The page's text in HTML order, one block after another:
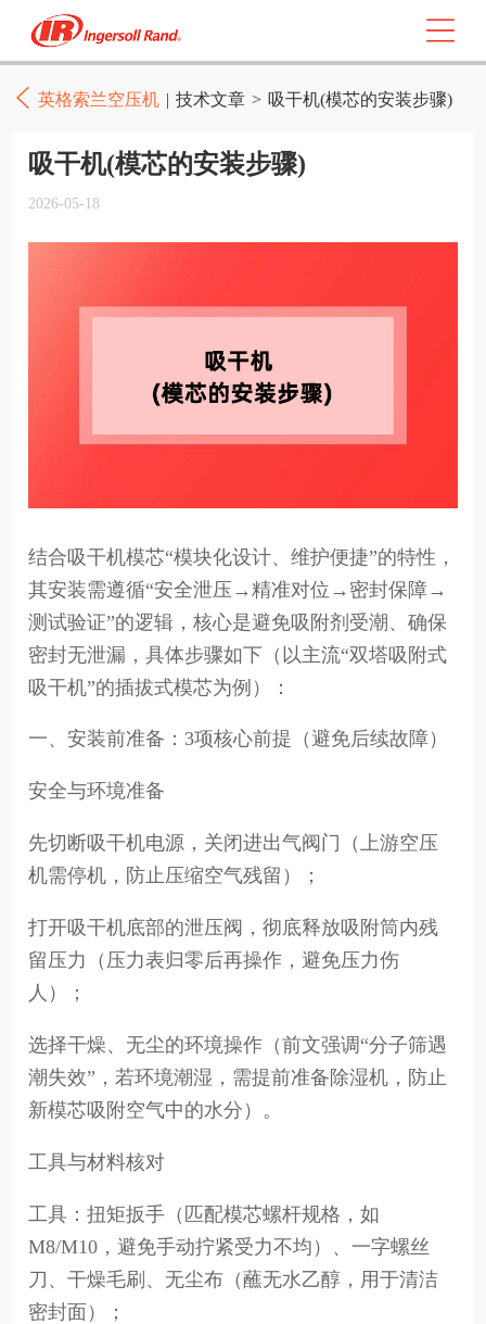
英格索兰空压机 | 技术文章 > 吸干机(模芯的安装步骤)
吸干机(模芯的安装步骤)
2026-05-18
结合吸干机模芯“模块化设计、维护便捷”的特性，
其安装需遵循“安全泄压→精准对位→密封保障→
测试验证”的逻辑，核心是避免吸附剂受潮、确保
密封无泄漏，具体步骤如下（以主流“双塔吸附式
吸干机”的插拔式模芯为例）：
一、安装前准备：3项核心前提（避免后续故障）
安全与环境准备
先切断吸干机电源，关闭进出气阀门（上游空压
机需停机，防止压缩空气残留）；
打开吸干机底部的泄压阀，彻底释放吸附筒内残
留压力（压力表归零后再操作，避免压力伤
人）；
选择干燥、无尘的环境操作（前文强调“分子筛遇
潮失效”，若环境潮湿，需提前准备除湿机，防止
新模芯吸附空气中的水分）。
工具与材料核对
工具：扭矩扳手（匹配模芯螺杆规格，如
M8/M10，避免手动拧紧受力不均）、一字螺丝
刀、干燥毛刷、无尘布（蘸无水乙醇，用于清洁
密封面）；